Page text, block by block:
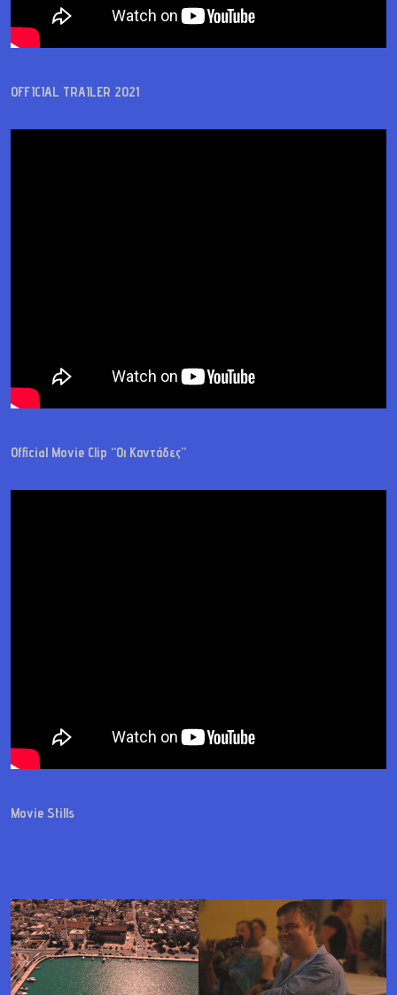
OFFICIAL TRAILER 2021
Official Movie Clip “Οι Καντάδες”
Movie Stills